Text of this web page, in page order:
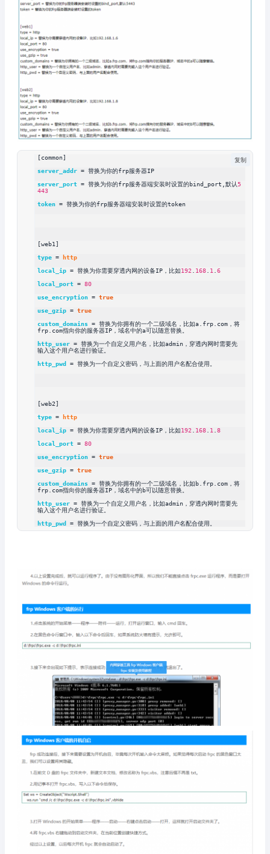
复制
[common]
server_addr = 替换为你的frp服务器IP
server_port = 替换为你的frp服务器端安装时设置的bind_port,默认 5
443
token = 替换为你的frp服务器端安装时设置的token
[web1]
type =
http
local_ip = 替换为你需要穿透内网的设备IP，比如192 168 1
6
local_port = 80
use_encryption = true
use_gzip = true
custom_domains = 替换为你拥有的一个二级域名，比如a.frp.com，将
frp.com指向你的服务器IP，域名中的a可以随意替换。
http_user = 替换为一个自定义用户名，比如admin，穿透内网时需要先
输入这个用户名进行验证。
http_pwd
= 替换为一个自定义密码，与上面的用户名配合使用。
[web2]
type =
http
local_ip = 替换为你需要穿透内网的设备IP，比如192 168 1
8
local_port = 80
use_encryption = true
use_gzip = true
custom_domains = 替换为你拥有的一个二级域名，比如b.frp.com，将
frp.com指向你的服务器IP，域名中的b可以随意替换。
http_user = 替换为一个自定义用户名，比如admin，穿透内网时需要先
输入这个用户名进行验证。
http_pwd
= 替换为一个自定义密码，与上面的用户名配合使用。